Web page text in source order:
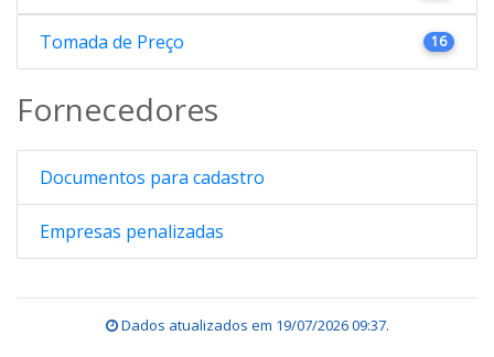
Tomada de Preço 16
Fornecedores
Documentos para cadastro
Empresas penalizadas
Dados atualizados em 19/07/2026 09:37.